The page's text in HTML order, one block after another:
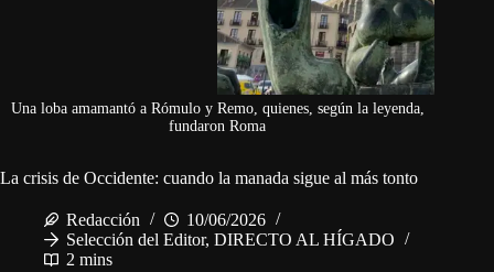
Una loba amamantó a Rómulo y Remo, quienes, según la leyenda,
fundaron Roma
La crisis de Occidente: cuando la manada sigue al más tonto
Redacción
10/06/2026
Selección del Editor, DIRECTO AL HÍGADO
2 mins